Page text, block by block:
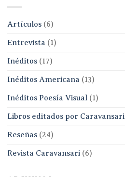
Artículos (6)
Entrevista (1)
Inéditos (17)
Inéditos Americana (13)
Inéditos Poesía Visual (1)
Libros editados por Caravansari
Reseñas (24)
Revista Caravansari (6)